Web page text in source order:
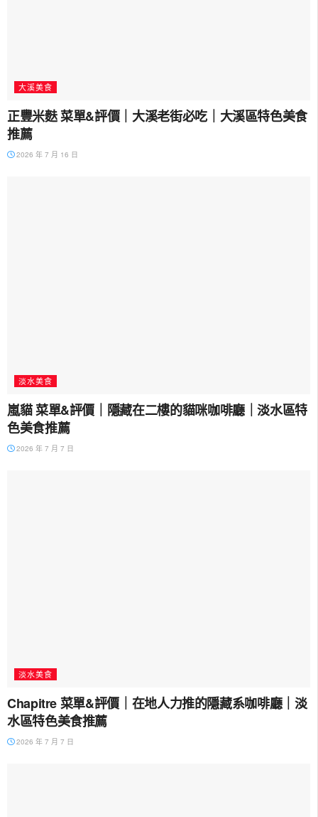
大溪美食
正豐米麩 菜單&評價｜大溪老街必吃｜大溪區特色美食
推薦
2026 年 7 月 16 日
淡水美食
嵐貓 菜單&評價｜隱藏在二樓的貓咪咖啡廳｜淡水區特
色美食推薦
2026 年 7 月 7 日
淡水美食
Chapitre 菜單&評價｜在地人力推的隱藏系咖啡廳｜淡
水區特色美食推薦
2026 年 7 月 7 日